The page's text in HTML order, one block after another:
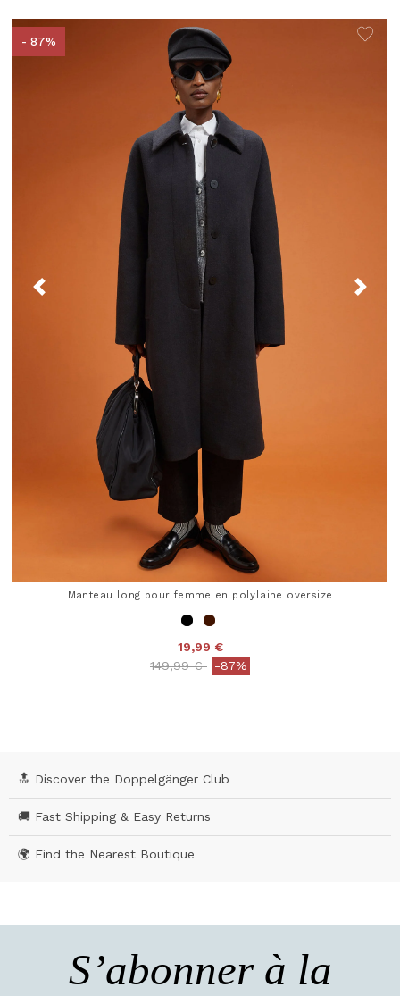
- 87%
Manteau long pour femme en polylaine oversize
19,99 €
Price reduced from
149,99 €to-87%
🔝 Discover the Doppelgänger Club
🚚 Fast Shipping & Easy Returns
🌍 Find the Nearest Boutique
S’abonner à la